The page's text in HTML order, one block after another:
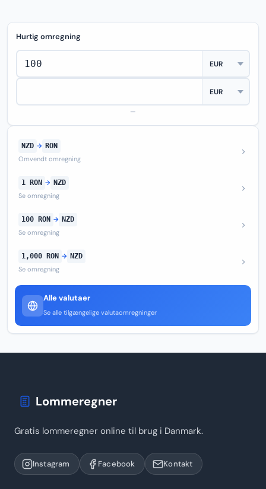
Hurtig omregning
—
NZD → RON
Omvendt omregning
1 RON → NZD
Se omregning
100 RON → NZD
Se omregning
1,000 RON → NZD
Se omregning
Alle valutaer
Se alle tilgængelige valutaomregninger
Lommeregner
Gratis lommeregner online til brug i Danmark.
Instagram Facebook Kontakt